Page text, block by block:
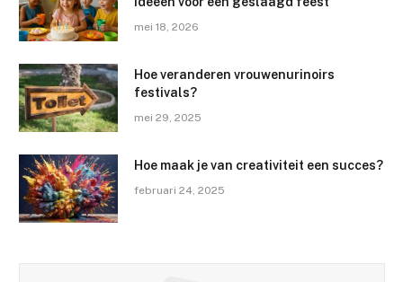
mei 18, 2026
Hoe veranderen vrouwenurinoirs
festivals?
mei 29, 2025
Hoe maak je van creativiteit een succes?
februari 24, 2025